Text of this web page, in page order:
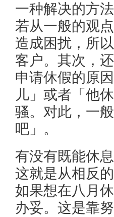
一种解决的方法
若从一般的观
造成困扰，所
客户。其次，
申请休假的原
儿」或者「他
骚。对此，一
吧」。
有没有既能休
这就是从相反
如果想在八月
办妥。这是靠